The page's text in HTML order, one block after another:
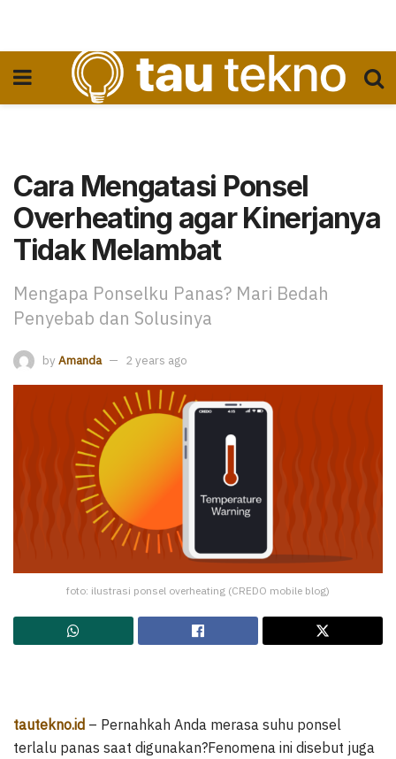
Cara Mengatasi Ponsel
Overheating agar Kinerjanya
Tidak Melambat
Mengapa Ponselku Panas? Mari Bedah
Penyebab dan Solusinya
by Amanda 2 years ago
foto: ilustrasi ponsel overheating (CREDO mobile blog)
tautekno.id – Pernahkah Anda merasa suhu ponsel
terlalu panas saat digunakan?Fenomena ini disebut juga